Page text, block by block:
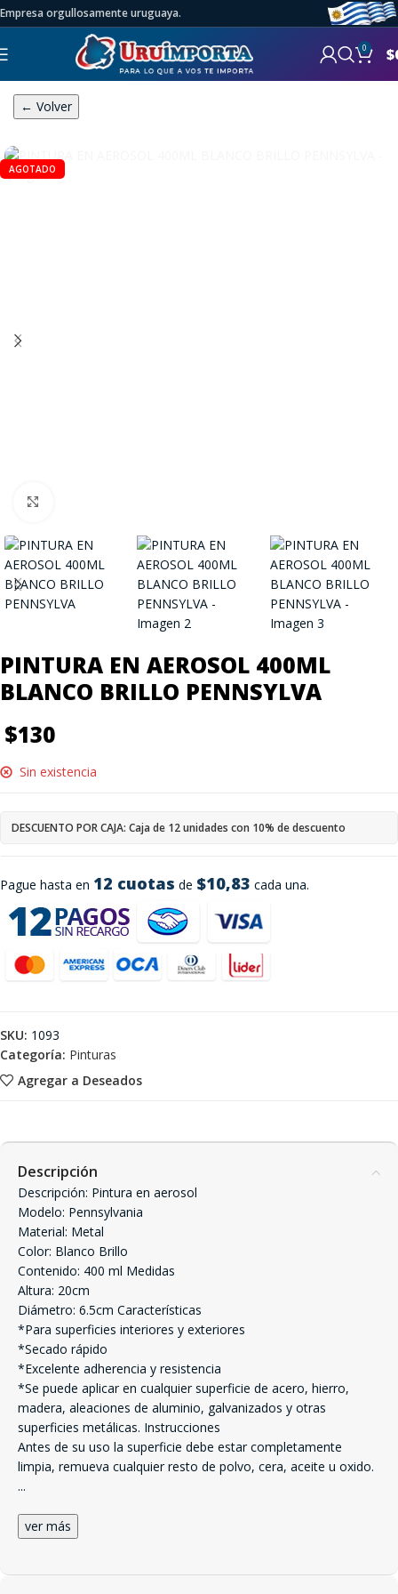
Empresa orgullosamente uruguaya.
0 $
← Volver
AGOTADO
PINTURA EN AEROSOL 400ML
BLANCO BRILLO PENNSYLVA
$130
Pague hasta en 12 cuotas de $10,83 cada una.
Sin existencia
DESCUENTO POR CAJA: Caja de 12 unidades con 10% de descuento
Agregar a Deseados
SKU: 1093
Categoría: Pinturas
Descripción
Descripción: Pintura en aerosol
Modelo: Pennsylvania
Material: Metal
Color: Blanco Brillo
Contenido: 400 ml Medidas
Altura: 20cm
Diámetro: 6.5cm Características
*Para superficies interiores y exteriores
*Secado rápido
*Excelente adherencia y resistencia
*Se puede aplicar en cualquier superficie de acero, hierro,
madera, aleaciones de aluminio, galvanizados y otras
superficies metálicas. Instrucciones
Antes de su uso la superficie debe estar completamente
limpia, remueva cualquier resto de polvo, cera, aceite u oxido.
...
ver más